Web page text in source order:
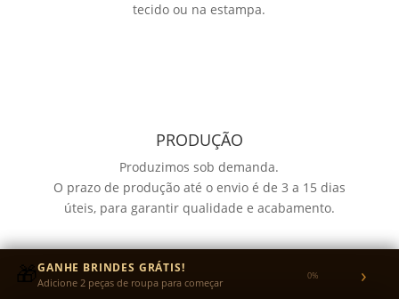
tecido ou na estampa.
PRODUÇÃO
Produzimos sob demanda.
O prazo de produção até o envio é de 3 a 15 dias
úteis, para garantir qualidade e acabamento.
🎁GANHE BRINDES GRÁTIS!
Adicione 2 peças de roupa para começar 0% ›